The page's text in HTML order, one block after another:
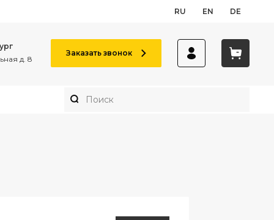
RU EN DE
д. 8
Заказать звонок